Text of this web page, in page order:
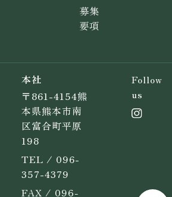
募集
要項
本社
〒861-4154熊
本県熊本市南
区富合町平原
198
TEL / 096-
357-4379
FAX / 096-
Follow
us